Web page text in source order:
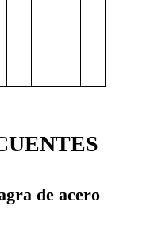
de acero